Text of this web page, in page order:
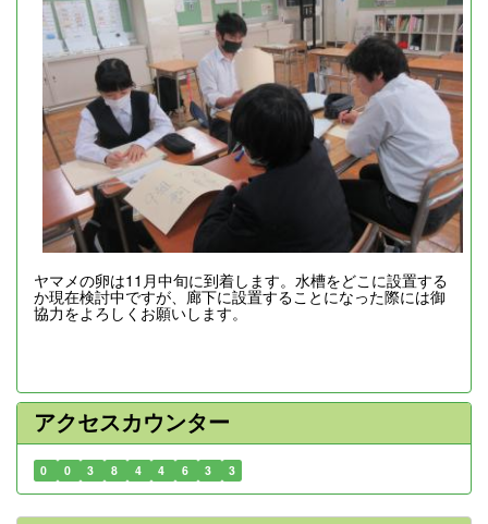
ヤマメの卵は11月中旬に到着します。水槽をどこに設置する
か現在検討中ですが、廊下に設置することになった際には御
協力をよろしくお願いします。
アクセスカウンター
0 0 3 8 4 4 6 3 3